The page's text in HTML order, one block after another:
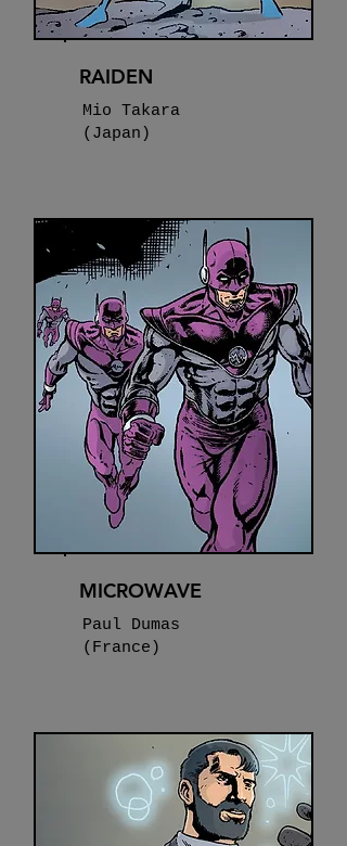
RAIDEN
Mio Takara
(Japan)
MICROWAVE
Paul Dumas
(France)